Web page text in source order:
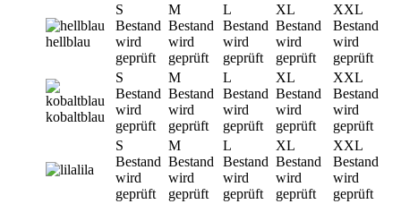
hellblau
S
Bestand
wird
geprüft
M
Bestand
wird
geprüft
L
Bestand
wird
geprüft
XL
Bestand
wird
geprüft
XXL
Bestand
wird
geprüft
kobaltblau
S
Bestand
wird
geprüft
M
Bestand
wird
geprüft
L
Bestand
wird
geprüft
XL
Bestand
wird
geprüft
XXL
Bestand
wird
geprüft
lila
S
Bestand
wird
geprüft
M
Bestand
wird
geprüft
L
Bestand
wird
geprüft
XL
Bestand
wird
geprüft
XXL
Bestand
wird
geprüft